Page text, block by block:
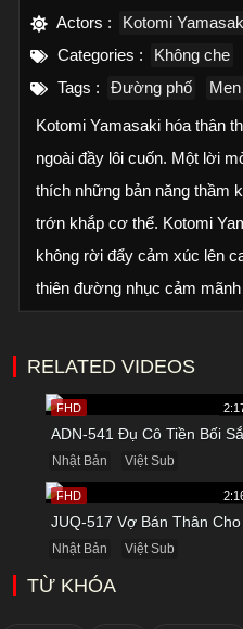
Actors :
Kotomi
Categories :
Không che
Tags :
Đường phố
Kotomi Yamasaki hóa thân
ngoài đầy lôi cuốn. Một lời
thích những bản năng thầm
trớn khắp cơ thể. Kotomi
không rời đẩy cảm xúc lên
thiên đường nhục cảm
RELATED VIDEOS
Nhật Bản Việt Sub
FHD
Nhật Bản Việt Sub
FHD
TỪ KHÓA